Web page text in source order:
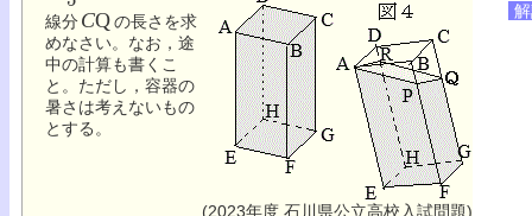
線分CQの長さを求
めなさい。なお，途
中の計算も書くこ
と。ただし，容器の
暑さは考えないもの
とする。
(2023年度 石川県公立高校入試問題)